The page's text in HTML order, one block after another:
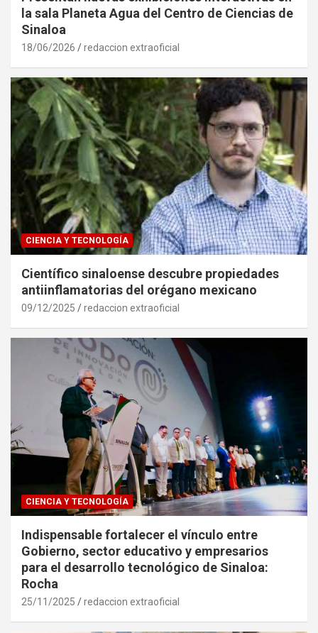
la sala Planeta Agua del Centro de Ciencias de
Sinaloa
18/06/2026 redaccion extraoficial
CIENCIA Y TECNOLOGÍA
Científico sinaloense descubre propiedades
antiinflamatorias del orégano mexicano
09/12/2025 redaccion extraoficial
CIENCIA Y TECNOLOGÍA
Indispensable fortalecer el vínculo entre
Gobierno, sector educativo y empresarios
para el desarrollo tecnológico de Sinaloa:
Rocha
25/11/2025 redaccion extraoficial